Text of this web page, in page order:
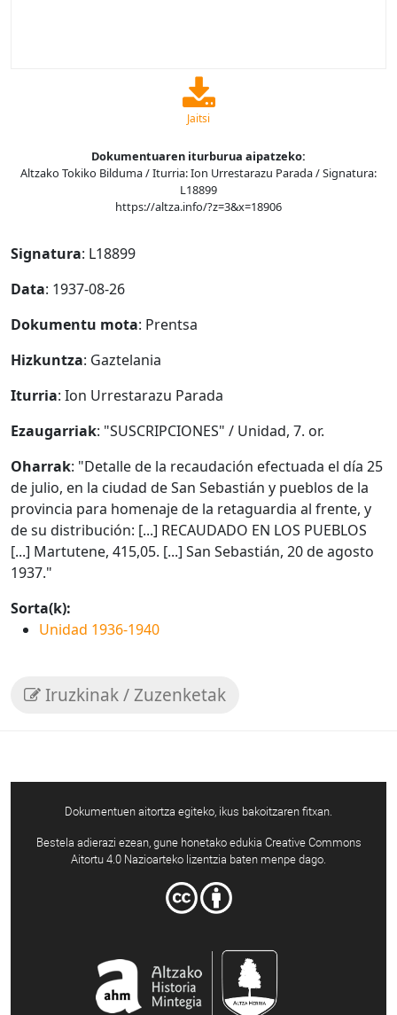
Jaitsi
Dokumentuaren iturburua aipatzeko:
Altzako Tokiko Bilduma / Iturria: Ion Urrestarazu Parada / Signatura:
L18899
https://altza.info/?z=3&x=18906
Signatura: L18899
Data: 1937-08-26
Dokumentu mota: Prentsa
Hizkuntza: Gaztelania
Iturria: Ion Urrestarazu Parada
Ezaugarriak: "SUSCRIPCIONES" / Unidad, 7. or.
Oharrak: "Detalle de la recaudación efectuada el día 25
de julio, en la ciudad de San Sebastián y pueblos de la
provincia para homenaje de la retaguardia al frente, y
de su distribución: [...] RECAUDADO EN LOS PUEBLOS
[...] Martutene, 415,05. [...] San Sebastián, 20 de agosto
1937."
Sorta(k):
Unidad 1936-1940
Iruzkinak / Zuzenketak
Dokumentuen aitortza egiteko, ikus bakoitzaren fitxan.
Bestela adierazi ezean, gune honetako edukia Creative Commons
Aitortu 4.0 Nazioarteko lizentzia baten menpe dago.